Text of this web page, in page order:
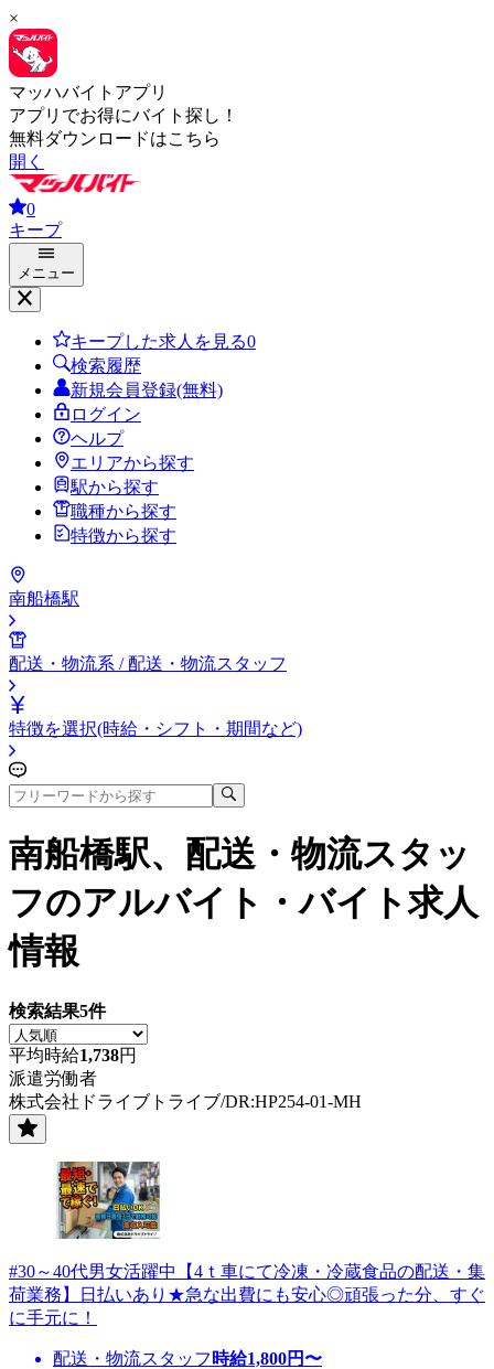
×
マッハバイトアプリ
アプリでお得にバイト探し！
無料ダウンロードはこちら
開く
0
キープ
メニュー
キープした求人を見る0
検索履歴
新規会員登録(無料)
ログイン
ヘルプ
エリアから探す
駅から探す
職種から探す
特徴から探す
南船橋駅
配送・物流系 / 配送・物流スタッフ
特徴を選択(時給・シフト・期間など)
南船橋駅、配送・物流スタッ
フのアルバイト・バイト求人
情報
検索結果5件
平均時給1,738円
派遣労働者
株式会社ドライブトライブ/DR:HP254-01-MH
#30～40代男女活躍中【4ｔ車にて冷凍・冷蔵食品の配送・集
荷業務】日払いあり★急な出費にも安心◎頑張った分、すぐ
に手元に！
配送・物流スタッフ 時給1,800円〜